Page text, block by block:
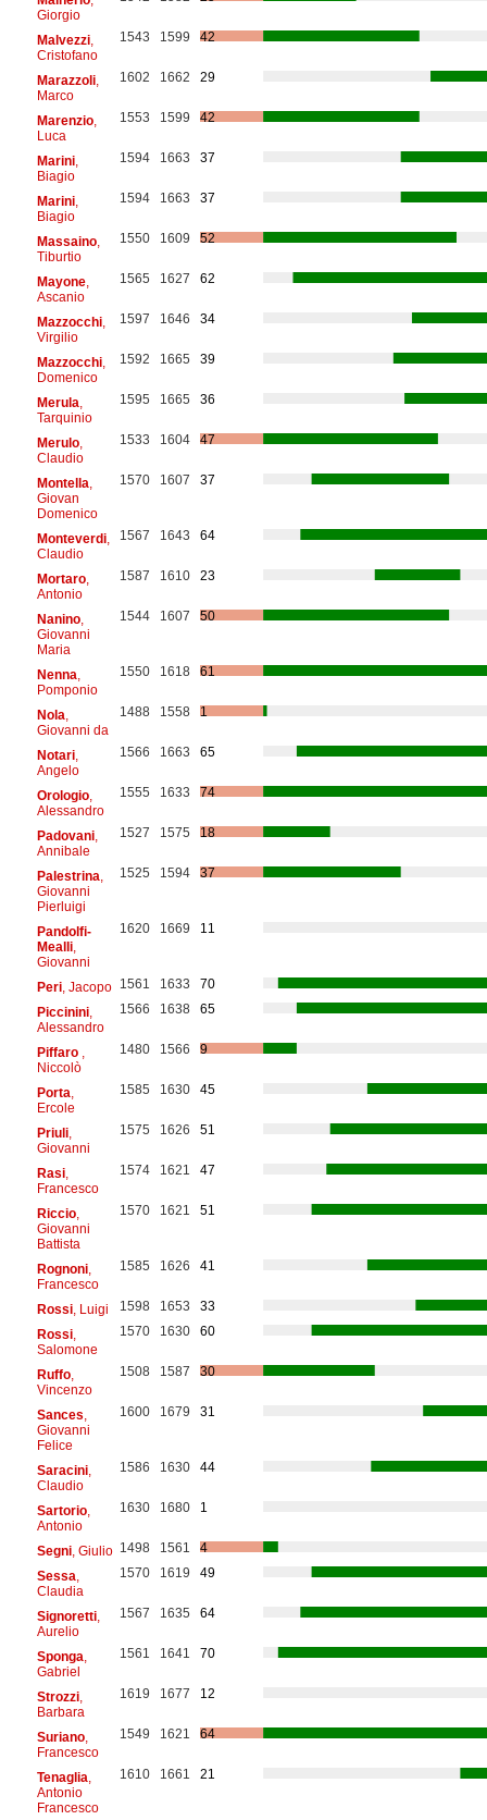
Giorgio
Malvezzi,
Cristofano
1543 1599 42
Marazzoli,
Marco
1602 1662 29
Marenzio,
Luca
1553 1599 42
Marini,
Biagio
1594 1663 37
Marini,
Biagio
1594 1663 37
Massaino,
Tiburtio
1550 1609 52
Mayone,
Ascanio
1565 1627 62
Mazzocchi,
Virgilio
1597 1646 34
Mazzocchi,
Domenico
1592 1665 39
Merula
Tarquinio
1595 1665 36
Merulo,
Claudio
1533 1604 47
Montella
Giovan
Domenico
1570 1607 37
Monteverdi,
Claudio
1567 1643 64
Mortaro,
Antonio
1587 1610 23
Nanino,
Giovanni
Maria
1544 1607 50
Nenna
Pomponio
1550 1618 61
Nola
Giovanni da
1488 1558 1
Notari,
Angelo
1566 1663 65
Orologio,
Alessandro
1555 1633 74
Padovani,
Annibale
1527 1575 18
Palestrina
Giovanni
Pierluigi
1525 1594 37
Pandolfi-
Mealli,
Giovanni
1620 1669 11
Peri, Jacopo 1561 1633
70
Piccinini,
Alessandro
1566 1638 65
Piffaro
Niccolò
1480 1566 9
Porta
Ercole
1585 1630 45
Priuli,
Giovanni
1575 1626 51
Rasi,
Francesco
1574 1621 47
Riccio,
Giovanni
Battista
1570 1621 51
Rognoni,
Francesco
1585 1626 41
Rossi, Luigi 1598 1653
33
Rossi,
Salomone
1570 1630 60
Ruffo,
Vincenzo
1508 1587 30
Sances
Giovanni
Felice
1600 1679 31
Saracini,
Claudio
1586 1630 44
Sartorio,
Antonio
1630 1680 1
Segni, Giulio 1498 1561
4
Sessa
Claudia
1570 1619 49
Signoretti,
Aurelio
1567 1635 64
Sponga
Gabriel
1561 1641 70
Strozzi,
Barbara
1619 1677 12
Suriano,
Francesco
1549 1621 64
Tenaglia
Antonio
Francesco
1610 1661 21